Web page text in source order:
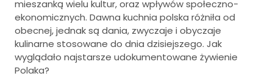
mieszanką wielu kultur, oraz wpływów społeczno-
ekonomicznych. Dawna kuchnia polska różniła od
obecnej, jednak są dania, zwyczaje i obyczaje
kulinarne stosowane do dnia dzisiejszego. Jak
wyglądało najstarsze udokumentowane żywienie
Polaka?